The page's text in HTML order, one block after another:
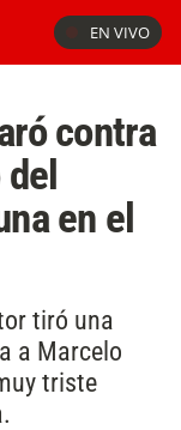
EN VIVO
contra
en el
tiró una
a Marcelo
triste